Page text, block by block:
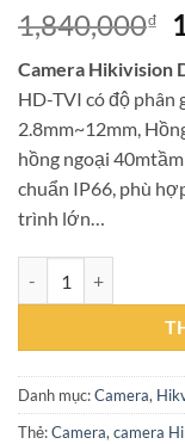
1,840,000₫
Camera Hikivision
HD-TVI có độ phân
2.8mm~12mm,
hồng ngoại
chuẩn IP66, phù
trình lớn…
Danh mục:Camera,
Thẻ:Camera,camera